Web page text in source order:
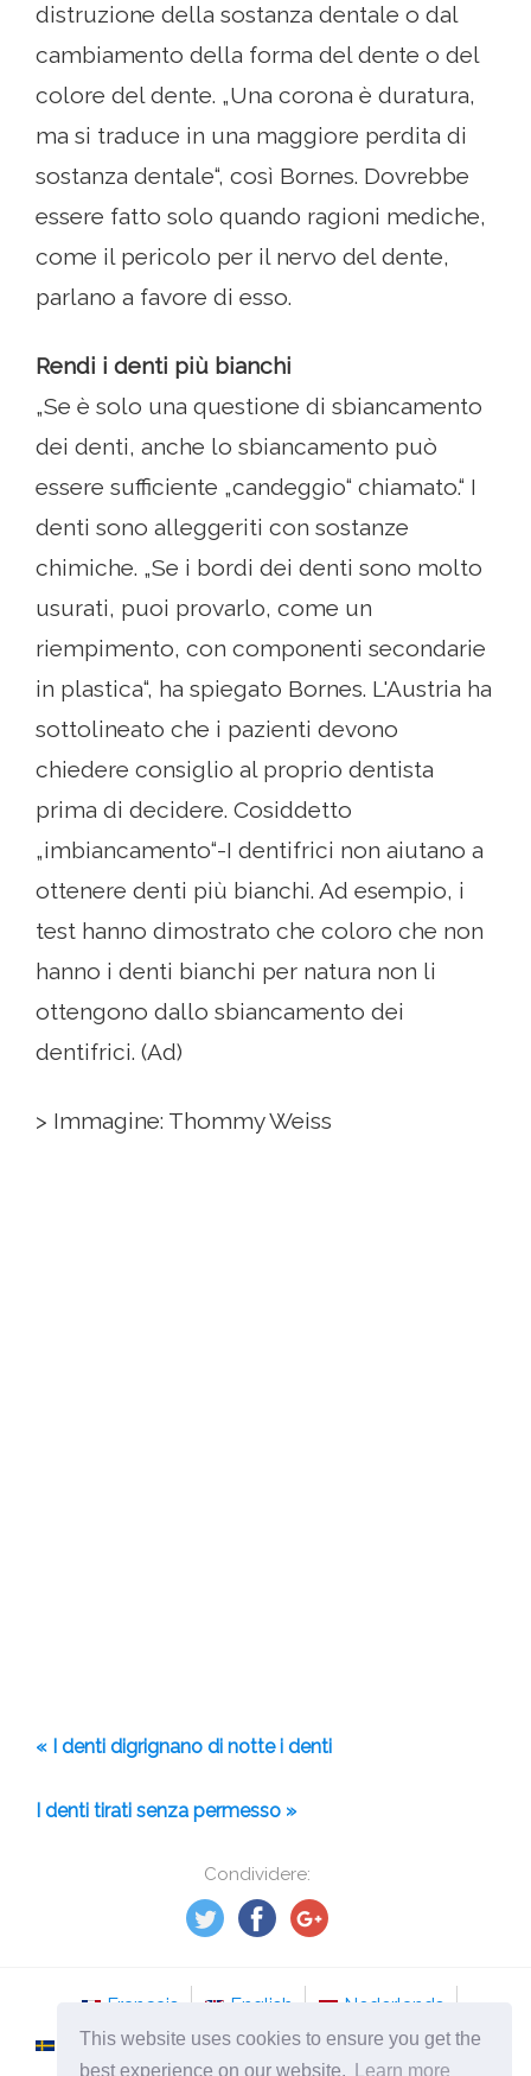
This website uses cookies to ensure you get the
best experience on our website.
Learn more
Condividere:
distruzione della sostanza dentale o dal
cambiamento della forma del dente o del
colore del dente. „Una corona è duratura,
ma si traduce in una maggiore perdita di
sostanza dentale“, così Bornes. Dovrebbe
essere fatto solo quando ragioni mediche,
come il pericolo per il nervo del dente,
parlano a favore di esso.
Rendi i denti più bianchi
„Se è solo una questione di sbiancamento
dei denti, anche lo sbiancamento può
essere sufficiente „candeggio“ chiamato.“ I
denti sono alleggeriti con sostanze
chimiche. „Se i bordi dei denti sono molto
usurati, puoi provarlo, come un
riempimento, con componenti secondarie
in plastica“, ha spiegato Bornes. L'Austria ha
sottolineato che i pazienti devono
chiedere consiglio al proprio dentista
prima di decidere. Cosiddetto
„imbiancamento“-I dentifrici non aiutano a
ottenere denti più bianchi. Ad esempio, i
test hanno dimostrato che coloro che non
hanno i denti bianchi per natura non li
ottengono dallo sbiancamento dei
dentifrici. (Ad)
> Immagine: Thommy Weiss
« I denti digrignano di notte i denti
I denti tirati senza permesso »
Français English
Nederlands
Svenska
Norsk Italiano
Português